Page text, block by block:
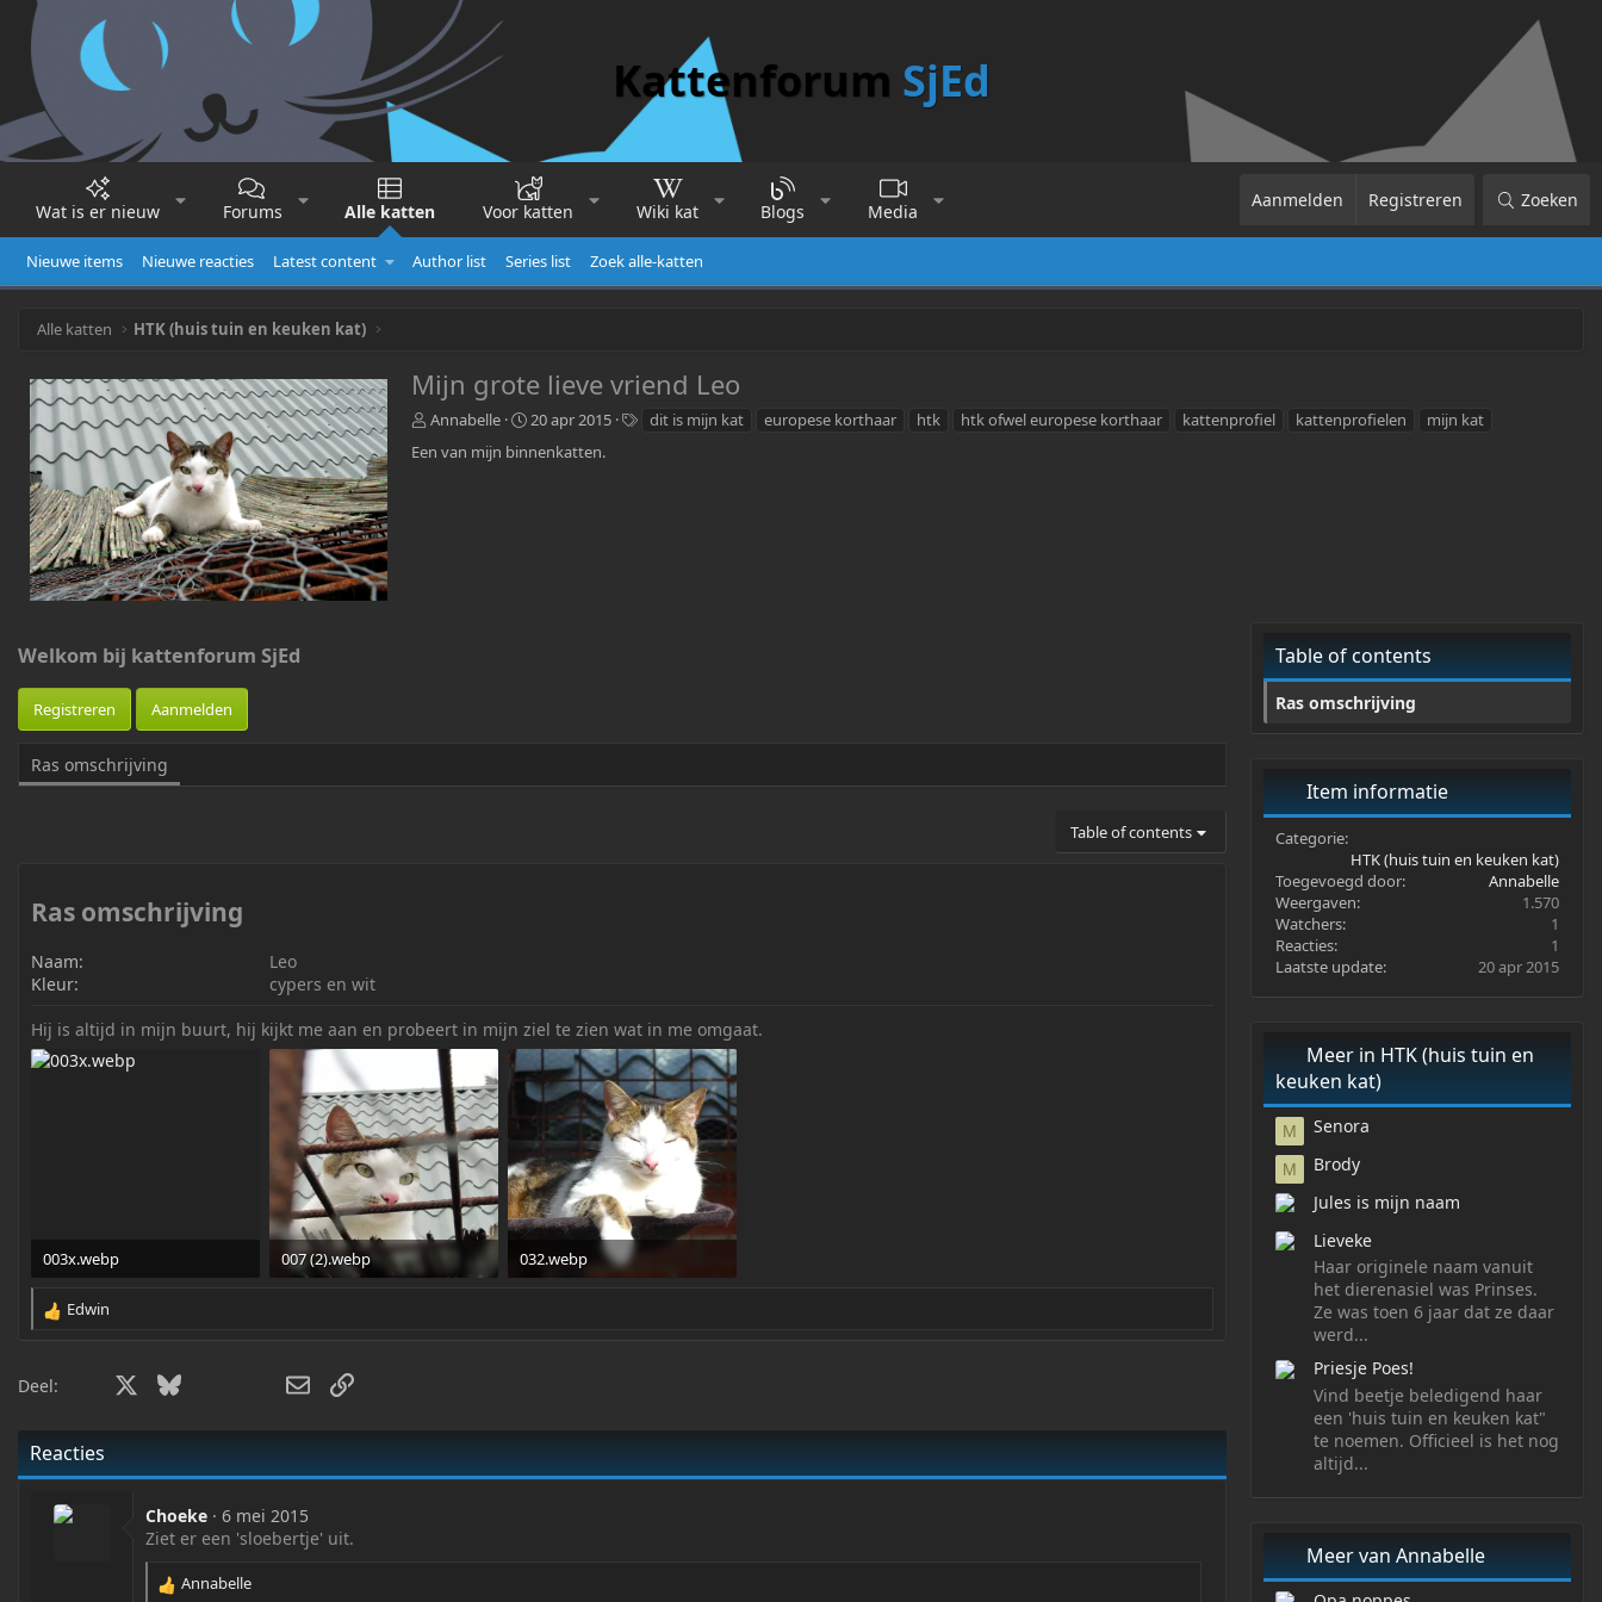
Kattenforum SjEd
Wat is er nieuw Forums Alle katten Voor katten Wiki kat Blogs Media
Aanmelden Registreren Zoeken
Nieuwe items Nieuwe reacties Latest content Author list Series list Zoek alle-katten
Alle katten HTK (huis tuin en keuken kat)
Mijn grote lieve vriend Leo
T
e
Annabelle
c
e
20 apr 2015 dit is mijn kat europese korthaar htk htk ofwel europese korthaar kattenprofiel kattenprofielen
mijn kat
Een van mijn binnenkatten.
Welkom bij kattenforum SjEd
Registreren Aanmelden
Ras omschrijving
Table of contents
Ras omschrijving
Naam
Leo
Kleur
cypers en wit
Hij is altijd in mijn buurt, hij kijkt me aan en probeert in mijn ziel te zien wat in me omgaat.
003x.webp
007 (2).webp
032.webp
R
e
c
o
Edwin
Deel: Facebook Bluesky LinkedInWhatsApp
E-mailLink
Reacties
Choeke
6 mei 2015
Ziet er een 'sloebertje' uit.
R
Annabelle
Table of contents
Ras omschrijving
Item informatie
Categorie
HTK (huis tuin en keuken kat)
Toegevoegd door
Annabelle
Weergaven
1.570
Watchers
1
Reacties
1
Laatste update
20 apr 2015
Meer in HTK (huis tuin en
keuken kat)
M Senora
M
Brody
Jules is mijn naam
Lieveke
Haar originele naam vanuit
het dierenasiel was Prinses.
Ze was toen 6 jaar dat ze daar
werd...
Priesje Poes!
Vind beetje beledigend haar
een 'huis tuin en keuken kat"
te noemen. Officieel is het nog
altijd...
Meer van Annabelle